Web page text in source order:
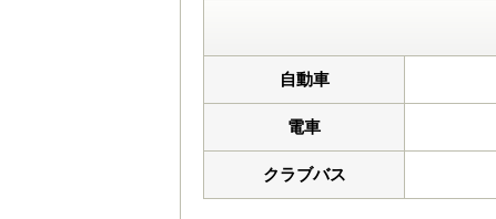
自動車
電車
クラブバス